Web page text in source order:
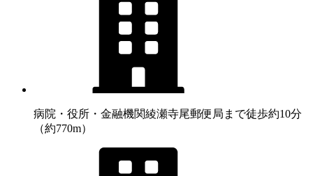
病院・役所・金融機関綾瀬寺尾郵便局まで徒歩約10分
（約770m）